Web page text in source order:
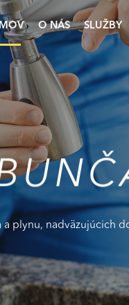
O NÁS SLUŽBY
plynu, nadväzujúcich